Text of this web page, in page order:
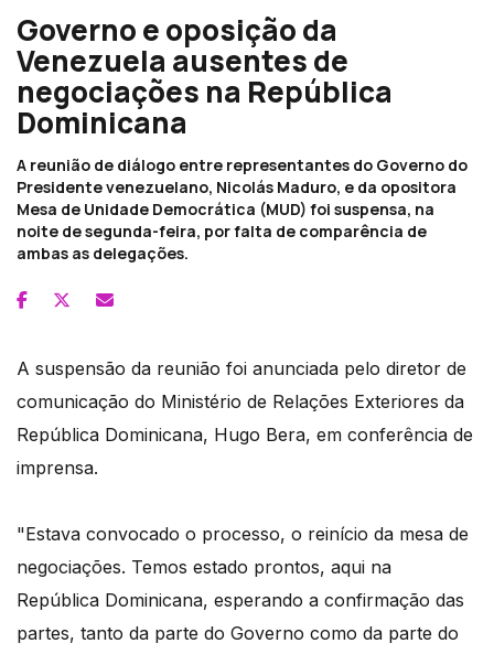
Governo e oposição da
Venezuela ausentes de
negociações na República
Dominicana
A reunião de diálogo entre representantes do Governo do
Presidente venezuelano, Nicolás Maduro, e da opositora
Mesa de Unidade Democrática (MUD) foi suspensa, na
noite de segunda-feira, por falta de comparência de
ambas as delegações.
A suspensão da reunião foi anunciada pelo diretor de
comunicação do Ministério de Relações Exteriores da
República Dominicana, Hugo Bera, em conferência de
imprensa.
"Estava convocado o processo, o reinício da mesa de
negociações. Temos estado prontos, aqui na
República Dominicana, esperando a confirmação das
partes, tanto da parte do Governo como da parte do